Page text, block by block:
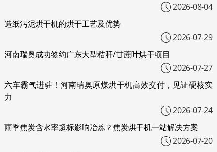
2026-08-04
造纸污泥烘干机的烘干工艺及优势
2026-07-29
河南瑞奥成功签约广东大型秸秆/甘蔗叶烘干项目
2026-07-27
六车霸气进驻！河南瑞奥原煤烘干机高效交付，见证硬核实
力
2026-07-24
雨季焦炭含水率超标影响冶炼？焦炭烘干机一站解决方案
2026-07-20